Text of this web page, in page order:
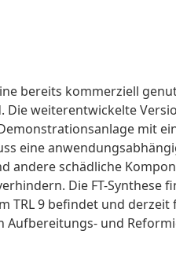
bereits kommerziell
weiterentwickelte
mit
eine
andere schädliche
Die FT-
TRL 9 befindet und
Aufbereitungs- und